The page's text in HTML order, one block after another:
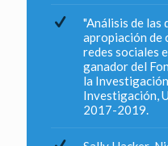
"Análisis de las
apropiación de
redes sociales
ganador del
la
Investigación,
2017-2019.